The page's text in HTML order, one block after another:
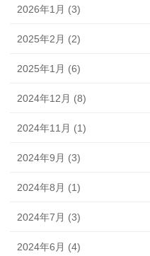
2026年1月 (3)
2025年2月 (2)
2025年1月 (6)
2024年12月 (8)
2024年11月 (1)
2024年9月 (3)
2024年8月 (1)
2024年7月 (3)
2024年6月 (4)